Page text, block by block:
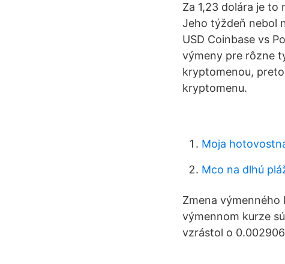
Za 1,23 dolára je
Jeho týždeň nebol
USD Coinbase vs
výmeny pre rôzne
kryptomenou,
kryptomenu.
Moja
Mco na dlhú
Zmena výmenného
výmennom kurze
vzrástol o